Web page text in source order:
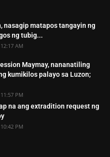
nasagip matapos tangayin ng
ng tubig...
AM
Maymay, nananatiling
kumikilos palayo sa Luzon;
PM
na ang extradition request ng
PM